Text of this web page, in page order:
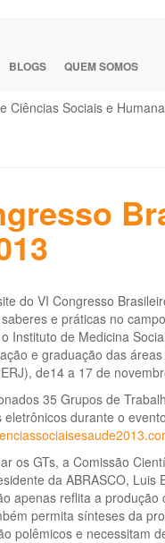
BLOGS QUEM SOMOS
Ciências Sociais e
do VI Congresso
e práticas no
Instituto de Medicina
e graduação das
de14 a 17 de
35 Grupos de
durante o
os GTs, a Comissão
da ABRASCO,
apenas reflita a
permita sínteses da
polêmicos e necessitam